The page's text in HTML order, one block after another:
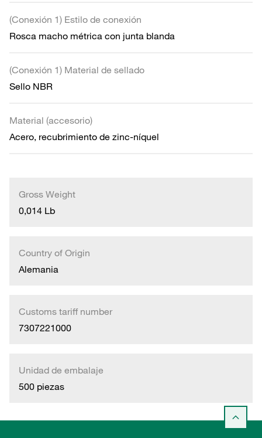
(Conexión 1) Estilo de conexión
Rosca macho métrica con junta blanda
(Conexión 1) Material de sellado
Sello NBR
Material (accesorio)
Acero, recubrimiento de zinc-níquel
Gross Weight
0,014 Lb
Country of Origin
Alemania
Customs tariff number
7307221000
Unidad de embalaje
500 piezas